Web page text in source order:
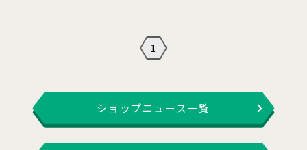
1
ショップニュース一覧